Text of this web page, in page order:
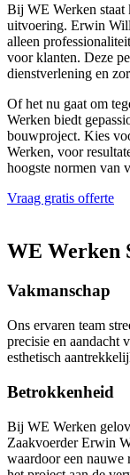
Bij WE Werken staat
uitvoering. Erwin
alleen
voor klanten. Deze
dienstverlening en
Of het nu gaat om
Werken biedt
bouwproject. Kies
Werken, voor
hoogste normen van
Vraag gratis offerte
WE Werken
Vakmanschap
Ons ervaren team
precisie en aandacht
esthetisch
Betrokkenheid
Bij WE Werken
Zaakvoerder Erwin
waardoor een nauwe